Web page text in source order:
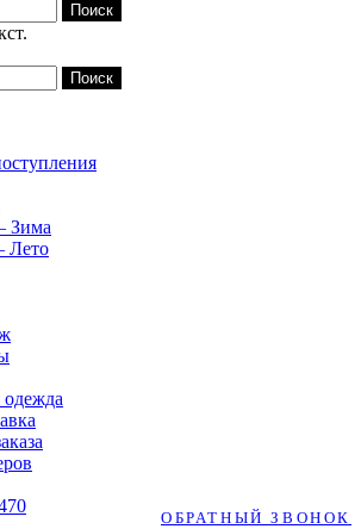
Поиск
Поиск
Зима
Лето
ОБРАТНЫЙ ЗВОНОК